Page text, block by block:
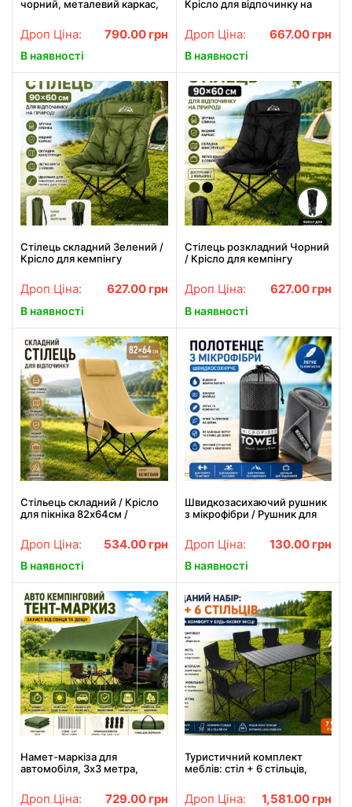
чорний, металевий каркас,
Дроп Ціна: 790.00 грн
В наявності
Крісло для відпочинку на
рибалки з чохлом
Дроп Ціна: 667.00 грн
В наявності
Стілець складний Зелений /
Крісло для кемпінгу
з чохлом
Дроп Ціна: 627.00 грн
В наявності
Стілець розкладний Чорний
/ Крісло для кемпінгу
розкладний з чохлом
Дроп Ціна: 627.00 грн
В наявності
Стільець складний / Крісло
для пікніка 82х64см /
Дроп Ціна: 534.00 грн
В наявності
Швидкозасихаючий рушник
з мікрофібри / Рушник для
подорожей 26X-24
Дроп Ціна: 130.00 грн
В наявності
Намет-маркіза для
автомобіля, 3х3 метра,
намет/ Автомобільний
намет/Навіс для пікніка
Дроп Ціна: 729.00 грн
Туристичний комплект
меблів: стіл + 6 стільців,
пікніка
Дроп Ціна: 1,581.00 грн